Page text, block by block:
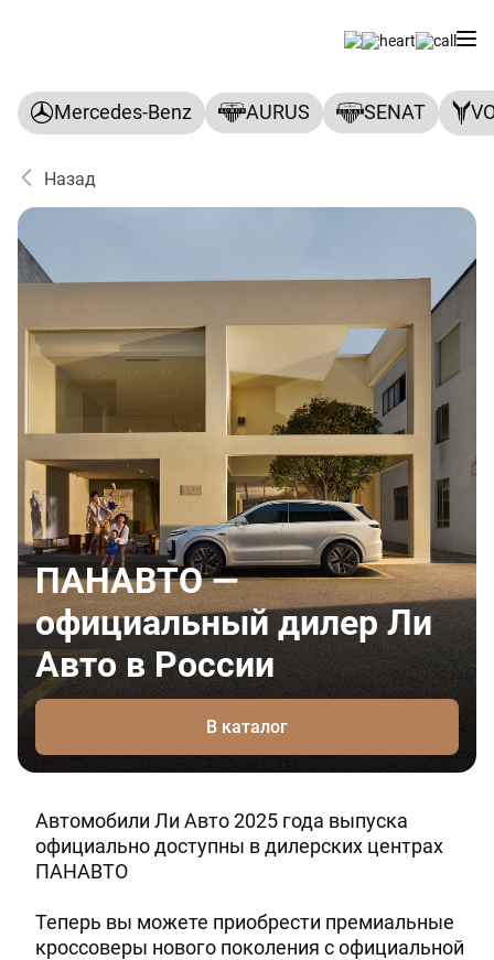
Mercedes-Benz AURUS SENAT
Назад
ПАНАВТО — официальный
ПАНАВТО —
официальный дилер Ли
Авто в России
В каталог
Автомобили Ли Авто 2025 года выпуска
официально доступны в дилерских центрах
ПАНАВТО
Теперь вы можете приобрести премиальные
кроссоверы нового поколения с официальной